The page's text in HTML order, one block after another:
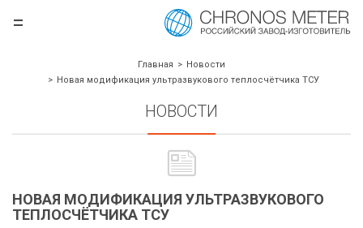
=
Главная
Новости
Новая модификация ультразвукового теплосчётчика ТСУ
НОВОСТИ
НОВАЯ МОДИФИКАЦИЯ УЛЬТРАЗВУКОВОГО
ТЕПЛОСЧЁТЧИКА ТСУ